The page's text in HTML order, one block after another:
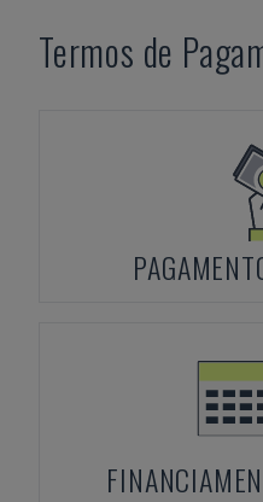
Termos de